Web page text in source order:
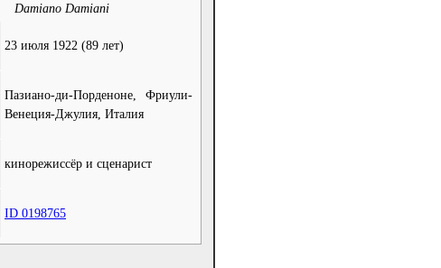
Damiano Damiani
23 июля 1922 (89 лет)
Пазиано-ди-Порденоне, Фриули-
Венеция-Джулия, Италия
кинорежиссёр и сценарист
ID 0198765